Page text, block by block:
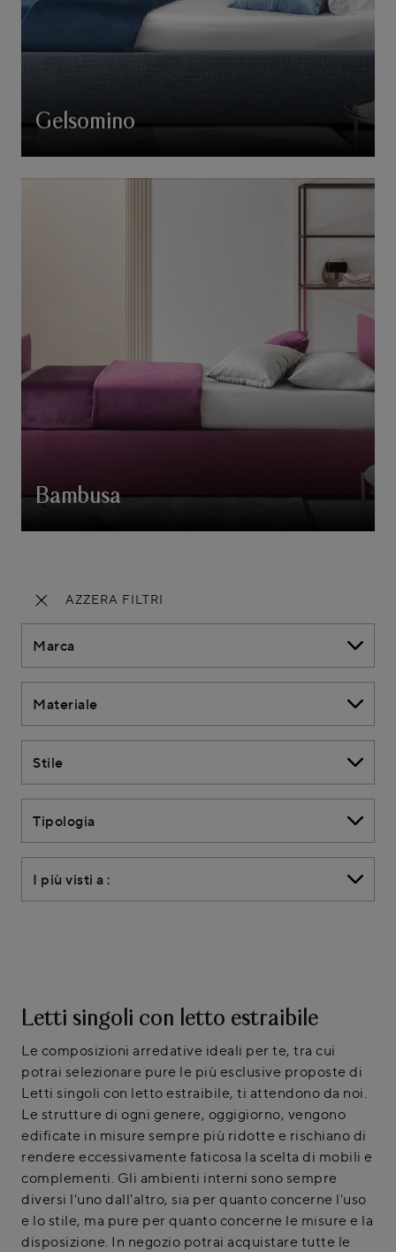
AZZERA FILTRI
Marca
Materiale
Stile
Tipologia
I più visti a :
Gelsomino
Bambusa
Letti singoli con letto estraibile
Le composizioni arredative ideali per te, tra cui
potrai selezionare pure le più esclusive proposte di
Letti singoli con letto estraibile, ti attendono da noi.
Le strutture di ogni genere, oggigiorno, vengono
edificate in misure sempre più ridotte e rischiano di
rendere eccessivamente faticosa la scelta di mobili e
complementi. Gli ambienti interni sono sempre
diversi l'uno dall'altro, sia per quanto concerne l'uso
e lo stile, ma pure per quanto concerne le misure e la
disposizione. In negozio potrai acquistare tutte le